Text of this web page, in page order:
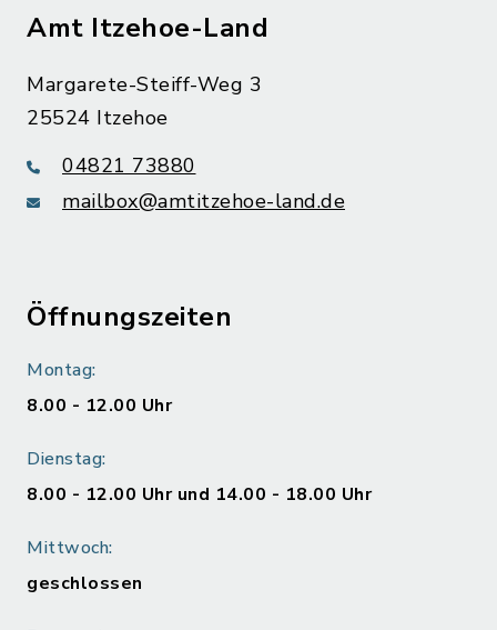
Amt Itzehoe-Land
Margarete-Steiff-Weg 3
25524 Itzehoe
04821 73880
mailbox@amtitzehoe-land.de
Öffnungszeiten
Montag:
8.00 - 12.00 Uhr
Dienstag:
8.00 - 12.00 Uhr und 14.00 - 18.00 Uhr
Mittwoch:
geschlossen